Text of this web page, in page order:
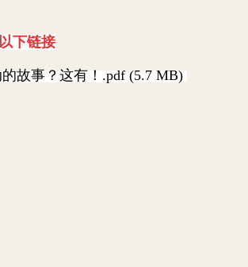
下链接
故事？这有！.pdf (5.7 MB)